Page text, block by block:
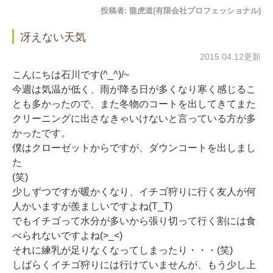
投稿者: 龍虎道(有限会社プロフェッショナル)
冴えない天気
2015.04.12更新
こんにちは石川です(^_^)/~
今週は気温が低く、雨が降る日が多くなり寒く感じるこ
とも多かったので、また冬物のコートを出してきてまた
クリーニングに出さなきゃいけないと言っている方が多
かったです。
僕はクローゼットからですが、ダウンコートを出しまし
た
(笑)
少しずつですが暖かくなり、イチゴ狩りに行く友人が何
人かいますが羨ましいですよね(T_T)
でもイチゴって水分が多いから張り切って行く割には食
べられないですよね(>_<)
それに練乳が足りなくなってしまったり・・・(笑)
しばらくイチゴ狩りには行けていませんが、もう少し上